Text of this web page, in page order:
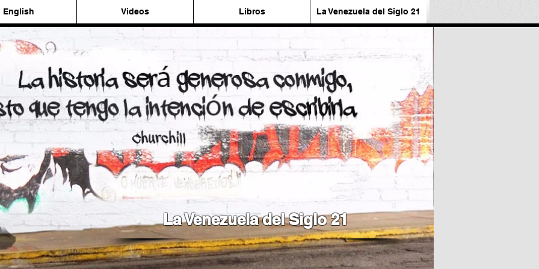
English Videos Libros La Venezuela del Siglo 21
La Venezuela del Siglo 21